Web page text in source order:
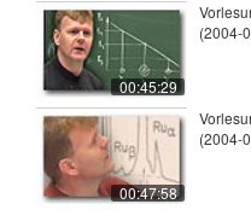
00:45:29
(2004-
00:47:58
(2004-